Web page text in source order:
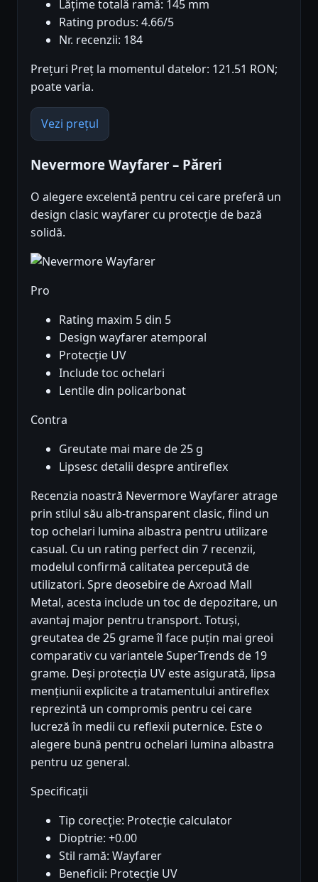
Lățime totală ramă: 145 mm
Rating produs: 4.66/5
Nr. recenzii: 184
Prețuri Preț la momentul datelor: 121.51 RON;
poate varia.
Vezi prețul
Nevermore Wayfarer – Păreri
O alegere excelentă pentru cei care preferă un
design clasic wayfarer cu protecție de bază
solidă.
Pro
Rating maxim 5 din 5
Design wayfarer atemporal
Protecție UV
Include toc ochelari
Lentile din policarbonat
Contra
Greutate mai mare de 25 g
Lipsesc detalii despre antireflex
Recenzia noastră Nevermore Wayfarer atrage
prin stilul său alb-transparent clasic, fiind un
top ochelari lumina albastra pentru utilizare
casual. Cu un rating perfect din 7 recenzii,
modelul confirmă calitatea percepută de
utilizatori. Spre deosebire de Axroad Mall
Metal, acesta include un toc de depozitare, un
avantaj major pentru transport. Totuși,
greutatea de 25 grame îl face puțin mai greoi
comparativ cu variantele SuperTrends de 19
grame. Deși protecția UV este asigurată, lipsa
mențiunii explicite a tratamentului antireflex
reprezintă un compromis pentru cei care
lucreză în medii cu reflexii puternice. Este o
alegere bună pentru ochelari lumina albastra
pentru uz general.
Specificații
Tip corecție: Protecție calculator
Dioptrie: +0.00
Stil ramă: Wayfarer
Beneficii: Protecție UV